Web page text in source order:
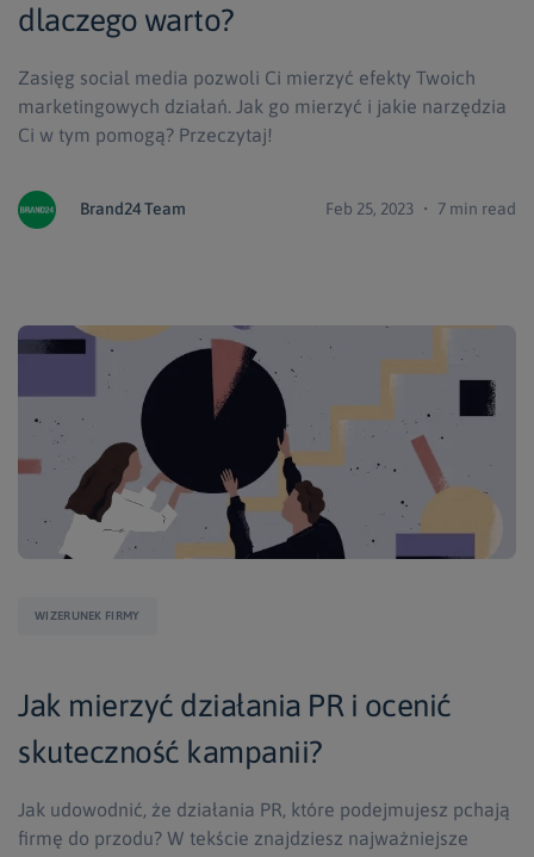
dlaczego warto?
Zasięg social media pozwoli Ci mierzyć efekty Twoich
marketingowych działań. Jak go mierzyć i jakie narzędzia
Ci w tym pomogą? Przeczytaj!
Brand24 Team Feb 25, 2023 ・ 7 min read
WIZERUNEK FIRMY
Jak mierzyć działania PR i ocenić
skuteczność kampanii?
Jak udowodnić, że działania PR, które podejmujesz pchają
firmę do przodu? W tekście znajdziesz najważniejsze